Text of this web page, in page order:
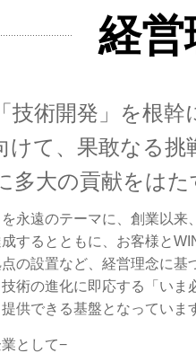
経
技術開発」を根
けて、果敢なる
多大の貢献をはた
永遠のテーマに、創業以来
するとともに、お客様と
の設置など、経営理念に基
術の進化に即応する「いま
供できる基盤となっていま
として−